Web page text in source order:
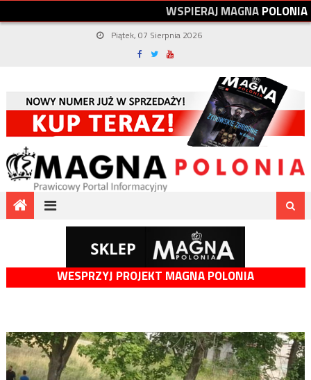
WSPIERAJMAGNAPOLONIA
Piątek, 07 Sierpnia 2026
WESPRZYJ PROJEKT MAGNA POLONIA